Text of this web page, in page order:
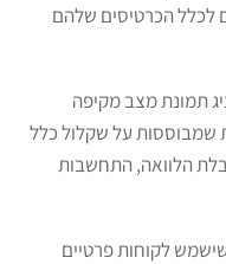
לכלל הכרטיסים שלהם
תמונת מצב מקיפה
שמבוססות על שקלול כלל
הלוואה, התחשבות
לקוחות פרטיים